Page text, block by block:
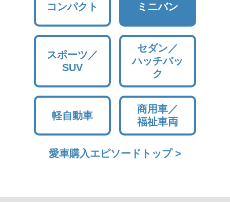
コンパクト ミニバン
スポーツ／
SUV
セダン／
ハッチバッ
ク
軽自動車
商用車／
福祉車両
愛車購入エピソードトップ >